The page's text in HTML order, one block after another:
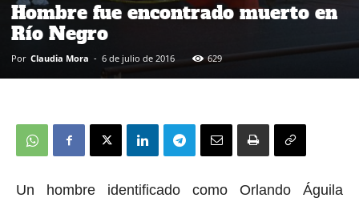
Hombre fue encontrado muerto en
Río Negro
Por Claudia Mora - 6 de julio de 2016 629
Un hombre identificado como Orlando Águila